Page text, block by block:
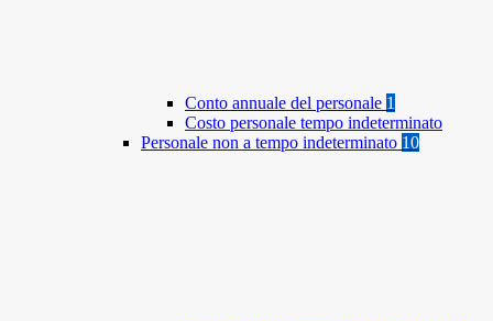
Conto annuale del personale 1
Costo personale tempo indeterminato
Personale non a tempo indeterminato 10